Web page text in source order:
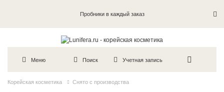
Пробники в каждый заказ
Меню Поиск Учетная запись
Корейская косметика Снято с производства